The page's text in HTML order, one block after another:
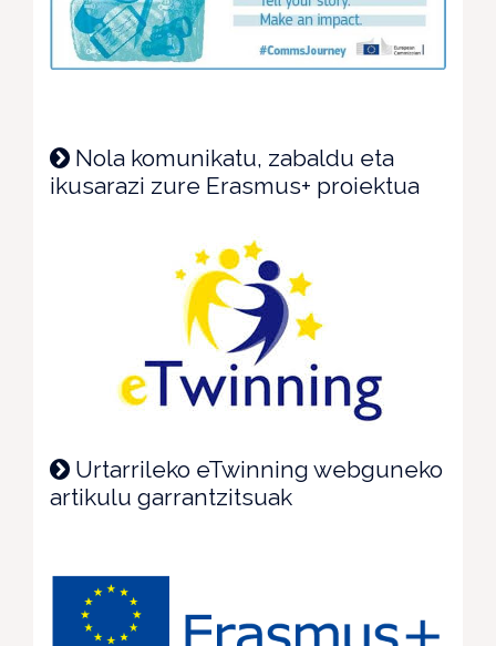
Nola komunikatu, zabaldu eta
ikusarazi zure Erasmus+ proiektua
Urtarrileko eTwinning webguneko
artikulu garrantzitsuak